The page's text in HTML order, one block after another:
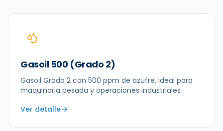
Gasoil 500 (Grado 2)
Gasoil Grado 2 con 500 ppm de azufre, ideal para
maquinaria pesada y operaciones industriales
Ver detalle